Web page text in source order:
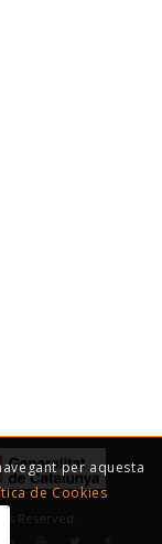
Reserved.
per aquesta
de Cookies